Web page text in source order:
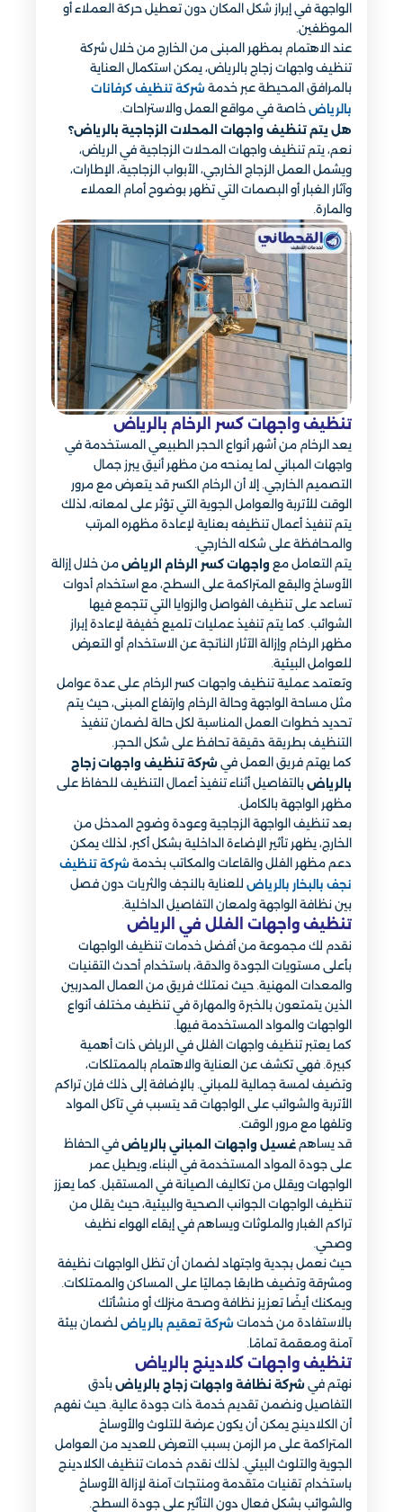
الواجهة في إبراز شكل المكان دون تعطيل حركة العملاء أو
الموظفين.
عند الاهتمام بمظهر المبنى من الخارج من خلال شركة
تنظيف واجهات زجاج بالرياض، يمكن استكمال العناية
بالمرافق المحيطة عبر خدمة شركة تنظيف كرفانات
بالرياض خاصة في مواقع العمل والاستراحات.
هل يتم تنظيف واجهات المحلات الزجاجية بالرياض؟
نعم، يتم تنظيف واجهات المحلات الزجاجية في الرياض،
ويشمل العمل الزجاج الخارجي، الأبواب الزجاجية، الإطارات،
وآثار الغبار أو البصمات التي تظهر بوضوح أمام العملاء
والمارة.
تنظيف واجهات كسر الرخام بالرياض
يعد الرخام من أشهر أنواع الحجر الطبيعي المستخدمة في
واجهات المباني لما يمنحه من مظهر أنيق يبرز جمال
التصميم الخارجي. إلا أن الرخام الكسر قد يتعرض مع مرور
الوقت للأتربة والعوامل الجوية التي تؤثر على لمعانه، لذلك
يتم تنفيذ أعمال تنظيفه بعناية لإعادة مظهره المرتب
والمحافظة على شكله الخارجي.
يتم التعامل مع واجهات كسر الرخام الرياض من خلال إزالة
الأوساخ والبقع المتراكمة على السطح، مع استخدام أدوات
تساعد على تنظيف الفواصل والزوايا التي تتجمع فيها
الشوائب. كما يتم تنفيذ عمليات تلميع خفيفة لإعادة إبراز
مظهر الرخام وإزالة الآثار الناتجة عن الاستخدام أو التعرض
للعوامل البيئية.
وتعتمد عملية تنظيف واجهات كسر الرخام على عدة عوامل
مثل مساحة الواجهة وحالة الرخام وارتفاع المبنى، حيث يتم
تحديد خطوات العمل المناسبة لكل حالة لضمان تنفيذ
التنظيف بطريقة دقيقة تحافظ على شكل الحجر.
كما يهتم فريق العمل في شركة تنظيف واجهات زجاج
بالرياض بالتفاصيل أثناء تنفيذ أعمال التنظيف للحفاظ على
مظهر الواجهة بالكامل.
بعد تنظيف الواجهة الزجاجية وعودة وضوح المدخل من
الخارج، يظهر تأثير الإضاءة الداخلية بشكل أكبر، لذلك يمكن
دعم مظهر الفلل والقاعات والمكاتب بخدمة شركة تنظيف
نجف بالبخار بالرياض للعناية بالنجف والثريات دون فصل
بين نظافة الواجهة ولمعان التفاصيل الداخلية.
تنظيف واجهات الفلل في الرياض
نقدم لك مجموعة من أفضل خدمات تنظيف الواجهات
بأعلى مستويات الجودة والدقة، باستخدام أحدث التقنيات
والمعدات المهنية. حيث نمتلك فريق من العمال المدربين
الذين يتمتعون بالخبرة والمهارة في تنظيف مختلف أنواع
الواجهات والمواد المستخدمة فيها.
كما يعتبر تنظيف واجهات الفلل في الرياض ذات أهمية
كبيرة. فهي تكشف عن العناية والاهتمام بالممتلكات،
وتضيف لمسة جمالية للمباني. بالإضافة إلى ذلك فإن تراكم
الأتربة والشوائب على الواجهات قد يتسبب في تآكل المواد
وتلفها مع مرور الوقت.
قد يساهم غسيل واجهات المباني بالرياض في الحفاظ
على جودة المواد المستخدمة في البناء، ويطيل عمر
الواجهات ويقلل من تكاليف الصيانة في المستقبل. كما يعزز
تنظيف الواجهات الجوانب الصحية والبيئية، حيث يقلل من
تراكم الغبار والملوثات ويساهم في إبقاء الهواء نظيف
وصحي.
حيث نعمل بجدية واجتهاد لضمان أن تظل الواجهات نظيفة
ومشرقة وتضيف طابعًا جماليًا على المساكن والممتلكات.
ويمكنك أيضًا تعزيز نظافة وصحة منزلك أو منشأتك
بالاستفادة من خدمات شركة تعقيم بالرياض لضمان بيئة
آمنة ومعقمة تمامًا.
تنظيف واجهات كلادينج بالرياض
نهتم في شركة نظافة واجهات زجاج بالرياض بأدق
التفاصيل ونضمن تقديم خدمة ذات جودة عالية. حيث نفهم
أن الكلادينج يمكن أن يكون عرضة للتلوث والأوساخ
المتراكمة على مر الزمن بسبب التعرض للعديد من العوامل
الجوية والتلوث البيئي. لذلك نقدم خدمات تنظيف الكلادينج
باستخدام تقنيات متقدمة ومنتجات آمنة لإزالة الأوساخ
والشوائب بشكل فعال دون التأثير على جودة السطح.